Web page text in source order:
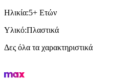
Ηλικία:5+ Ετών
Υλικό:Πλαστικά
Δες όλα τα χαρακτηριστικά